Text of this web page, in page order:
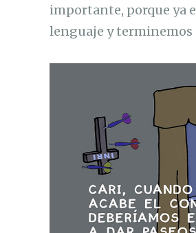
importante, porque ya
lenguaje y terminemos